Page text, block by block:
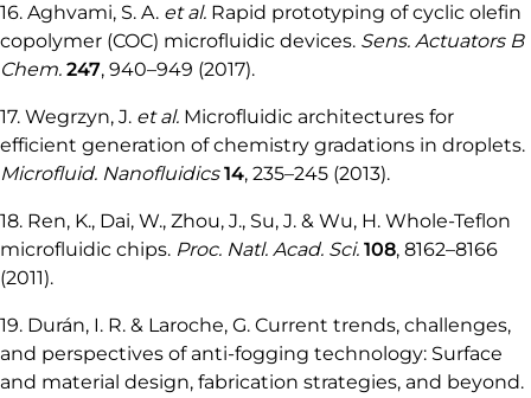
16. Aghvami, S. A. et al. Rapid prototyping of cyclic olefin
copolymer (COC) microfluidic devices. Sens. Actuators B
Chem. 247, 940–949 (2017).
17. Wegrzyn, J. et al. Microfluidic architectures for
efficient generation of chemistry gradations in droplets.
Microfluid. Nanofluidics 14, 235–245 (2013).
18. Ren, K., Dai, W., Zhou, J., Su, J. & Wu, H. Whole-Teflon
microfluidic chips. Proc. Natl. Acad. Sci. 108, 8162–8166
(2011).
19. Durán, I. R. & Laroche, G. Current trends, challenges,
and perspectives of anti-fogging technology: Surface
and material design, fabrication strategies, and beyond.